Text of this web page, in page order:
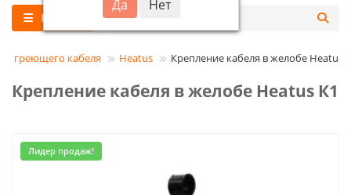
Каталог
греющего кабеля Heatus Крепление кабеля в желобе Heatus
Крепление кабеля в желобе Heatus К1
Лидер продаж!